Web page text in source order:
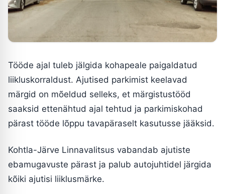
Tööde ajal tuleb jälgida kohapeale paigaldatud
liikluskorraldust. Ajutised parkimist keelavad
märgid on mõeldud selleks, et märgistustööd
saaksid ettenähtud ajal tehtud ja parkimiskohad
pärast tööde lõppu tavapäraselt kasutusse jääksid.
Kohtla-Järve Linnavalitsus vabandab ajutiste
ebamugavuste pärast ja palub autojuhtidel järgida
kõiki ajutisi liiklusmärke.